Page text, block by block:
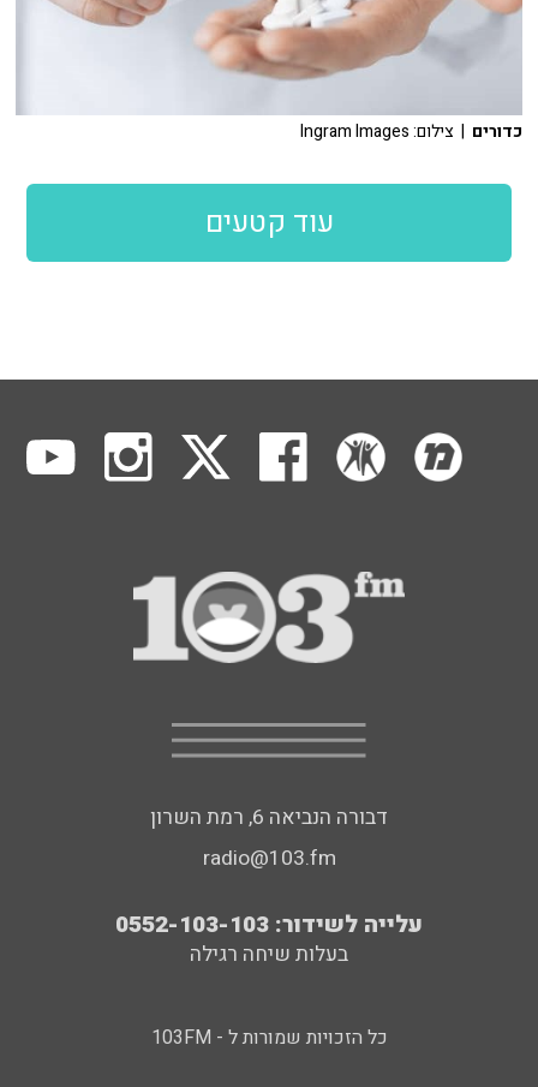
כדורים | צילום: Ingram Images
עוד קטעים
דבורה הנביאה 6, רמת השרון
radio@103.fm
עלייה לשידור: 0552-103-103
בעלות שיחה רגילה
כל הזכויות שמורות ל - 103FM